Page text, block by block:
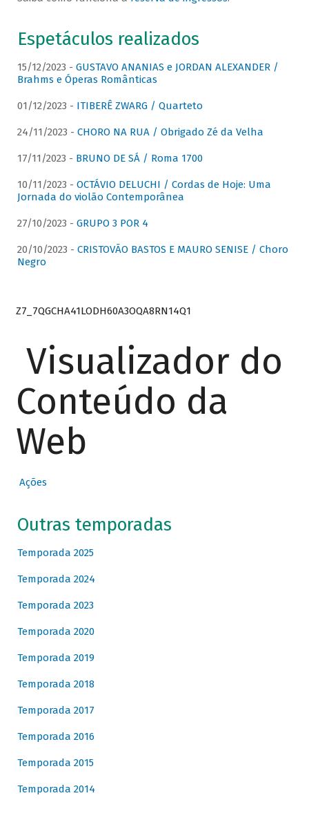
Espetáculos realizados
15/12/2023 - GUSTAVO ANANIAS e JORDAN ALEXANDER /
Brahms e Óperas Românticas
01/12/2023 - ITIBERÊ ZWARG / Quarteto
24/11/2023 - CHORO NA RUA / Obrigado Zé da Velha
17/11/2023 - BRUNO DE SÁ / Roma 1700
10/11/2023 - OCTÁVIO DELUCHI / Cordas de Hoje: Uma
Jornada do violão Contemporânea
27/10/2023 - GRUPO 3 POR 4
20/10/2023 - CRISTOVÃO BASTOS E MAURO SENISE / Choro
Negro
Z7_7QGCHA41LODH60A3OQA8RN14Q1
Visualizador do
Conteúdo da
Web
Ações
Outras temporadas
Temporada 2025
Temporada 2024
Temporada 2023
Temporada 2020
Temporada 2019
Temporada 2018
Temporada 2017
Temporada 2016
Temporada 2015
Temporada 2014